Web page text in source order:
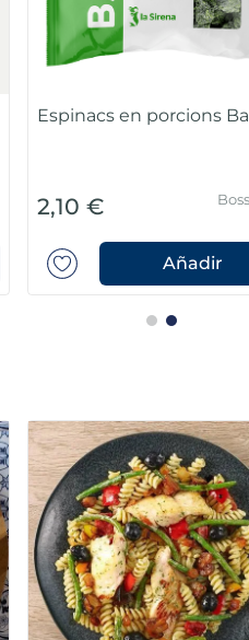
Espinacs en porcions
2,10 €
Añadir